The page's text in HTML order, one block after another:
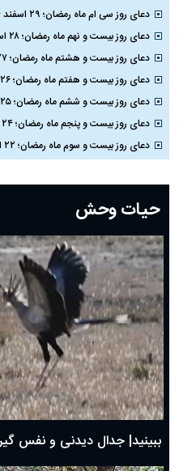
دعای روز سی ام ماه رمضان؛ ۲۹ اسفند ۱۴۰۴
دعای روز بیست و نهم ماه رمضان؛ ۲۸ اسفند ۱۴۰۴
دعای روز بیست و هشتم ماه رمضان؛ ۲۷ اسفند ۱۴۰۴
دعای روز بیست و هفتم ماه رمضان؛ ۲۶ اسفند ۱۴۰۴
دعای روز بیست و ششم ماه رمضان؛ ۲۵ اسفند ۱۴۰۴
دعای روز بیست و پنجم ماه رمضان؛ ۲۴ اسفند ۱۴۰۴
دعای روز بیست و سوم ماه رمضان؛ ۲۲ اسفند ۱۴۰۴
دعای روز بیستم ماه رمضان؛ ۱۹ اسفند ۱۴۰۴
دعای روز هشتم ماه مبارک رمضان؛ ۷ اسفند ماه ۱۴۰۴
دعای روز هفتم ماه رمضان؛ ۶ اسفند ۱۴۰۴
دعای روز ششم ماه رمضان؛ ۵ اسفند ۱۴۰۴
دعای روز پنجم ماه رمضان؛ ۴ اسفند ۱۴۰۴
دعای روز چهارم ماه مبارک رمضان؛ ۳ اسفند ۱۴۰۴
دعای روز سوم ماه مبارک رمضان؛ ۱۴ اسفند ۱۴۰۴
دعای روز دوم ماه مبارک رمضان ۱ اسفند ماه ۱۴۰۴
دعای روز اول ماه مبارک رمضان، ۳۰ بهمن ۱۴۰۴
حضرت زینب(س) چگونه از دنیا رفت؟
بهترین پیامک تبریک روز پدر ۱۴۰۴؛ جملات زیبا و صمیمانه
حیات وحش
ببینید| جدال دیدنی و نفس